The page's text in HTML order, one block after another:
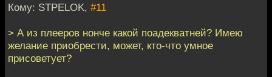
Кому: STPELOK, #11
> А из плееров нонче какой поадекватней? Имею
желание приобрести, может, кто-что умное
присоветует?